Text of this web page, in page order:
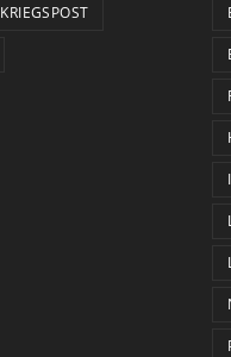
KRIEGSPOST